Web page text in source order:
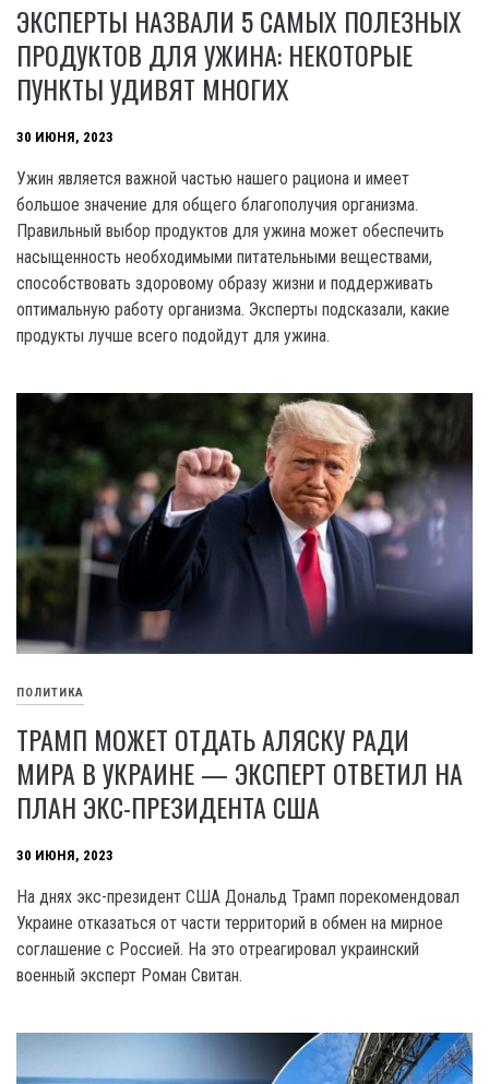
ЭКСПЕРТЫ НАЗВАЛИ 5 САМЫХ ПОЛЕЗНЫХ
ПРОДУКТОВ ДЛЯ УЖИНА: НЕКОТОРЫЕ
ПУНКТЫ УДИВЯТ МНОГИХ
30 ИЮНЯ, 2023
Ужин является важной частью нашего рациона и имеет
большое значение для общего благополучия организма.
Правильный выбор продуктов для ужина может обеспечить
насыщенность необходимыми питательными веществами,
способствовать здоровому образу жизни и поддерживать
оптимальную работу организма. Эксперты подсказали, какие
продукты лучше всего подойдут для ужина.
ПОЛИТИКА
ТРАМП МОЖЕТ ОТДАТЬ АЛЯСКУ РАДИ
МИРА В УКРАИНЕ — ЭКСПЕРТ ОТВЕТИЛ НА
ПЛАН ЭКС-ПРЕЗИДЕНТА США
30 ИЮНЯ, 2023
На днях экс-президент США Дональд Трамп порекомендовал
Украине отказаться от части территорий в обмен на мирное
соглашение с Россией. На это отреагировал украинский
военный эксперт Роман Свитан.